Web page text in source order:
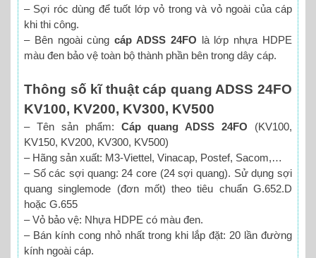
– Sợi róc dùng để tuốt lớp vỏ trong và vỏ ngoài của cáp
khi thi công.
– Bên ngoài cùngcáp ADSS 24FO là lớp nhựa HDPE
màu đen bảo vệ toàn bộ thành phần bên trong dây cáp.
Thông số kĩ thuật cáp quang ADSS 24FO
KV100, KV200, KV300, KV500
– Tên sản phẩm: Cáp quang ADSS 24FO (KV100,
KV150, KV200, KV300, KV500)
– Hãng sản xuất: M3-Viettel, Vinacap, Postef, Sacom,…
– Số các sợi quang: 24 core (24 sợi quang). Sử dụng sợi
quang singlemode (đơn mốt) theo tiêu chuẩn G.652.D
hoặc G.655
– Vỏ bảo vệ: Nhựa HDPE có màu đen.
– Bán kính cong nhỏ nhất trong khi lắp đặt: 20 lần đường
kính ngoài cáp.